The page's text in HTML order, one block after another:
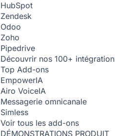
HubSpot
Zendesk
Odoo
Zoho
Pipedrive
Découvrir nos 100+
Top Add-ons
EmpowerIA
Airo VoiceIA
Messagerie omnicanale
Simless
Voir tous les add-ons
DÉMONSTRATIONS PRODUIT